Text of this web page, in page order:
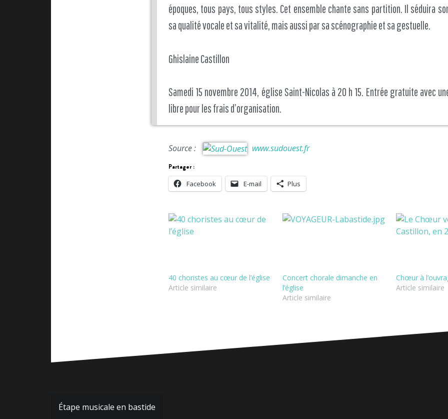
époques, tous pays, tous styles. Cet ensemble chante sans partition. Il séduira
sa qualité vocale et sa vitalité, mais aussi par sa scénographie et sa gestuelle.
Ghislaine Castillon
Samedi 15 novembre 2014, église Saint-Nicolas à 20 h 15. Entrée gratuite avec
libre pour les frais d’organisation.
Source : www.sudouest.fr
Partager :
Facebook
E-mail Plus
40 choristes au cœur de l’église
Article similaire
Concert chorale dimanche en
l’église
Article similaire
Chœur à
Article similaire
Navigation
Étape musicale en bastide